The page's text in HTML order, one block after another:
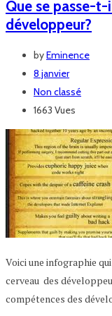
Que se passe-t-
développeur?
byEminence
8 janvier
Non classé
1663 Vues
Voici une infographie
cerveau des
compétences des